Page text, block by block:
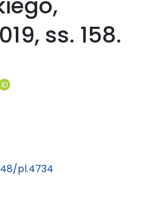
ss. 158.
pl.4734